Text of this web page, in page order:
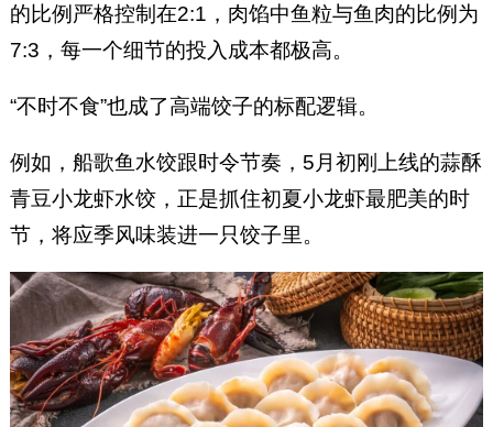
的比例严格控制在2:1，肉馅中鱼粒与鱼肉的比例为
7:3，每一个细节的投入成本都极高。
“不时不食”也成了高端饺子的标配逻辑。
例如，船歌鱼水饺跟时令节奏，5月初刚上线的蒜酥
青豆小龙虾水饺，正是抓住初夏小龙虾最肥美的时
节，将应季风味装进一只饺子里。